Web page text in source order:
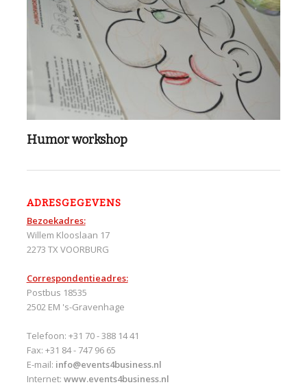
Humor workshop
ADRESGEGEVENS
Bezoekadres:
Willem Klooslaan 17
2273 TX VOORBURG
Correspondentieadres:
Postbus 18535
2502 EM 's-Gravenhage
Telefoon: +31 70 - 388 14 41
Fax: +31 84 - 747 96 65
E-mail: info@events4business.nl
Internet: www.events4business.nl